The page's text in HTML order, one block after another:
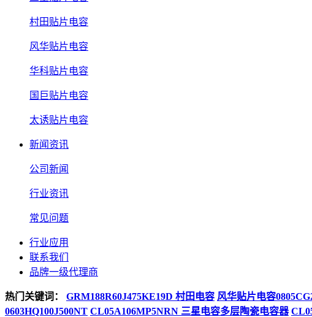
村田贴片电容
风华贴片电容
华科贴片电容
国巨贴片电容
太诱贴片电容
新闻资讯
公司新闻
行业资讯
常见问题
行业应用
联系我们
品牌一级代理商
热门关键词： GRM188R60J475KE19D 村田电容 风华贴片电容
0603HQ100J500NT CL05A106MP5NRN 三星电容多层陶瓷电容器